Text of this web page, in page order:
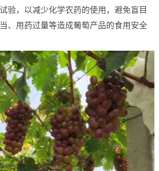
验，以减少化学农药的使用，避免盲目
、用药过量等造成葡萄产品的食用安全